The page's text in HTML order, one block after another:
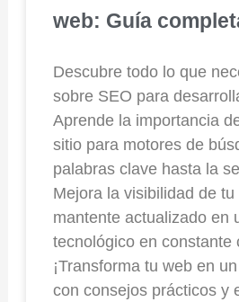
web: Guía
Descubre todo lo que
sobre SEO para
Aprende la importancia
sitio para motores de
palabras clave hasta la
Mejora la visibilidad de tu
mantente actualizado en
tecnológico en constante
¡Transforma tu web en
con consejos prácticos y